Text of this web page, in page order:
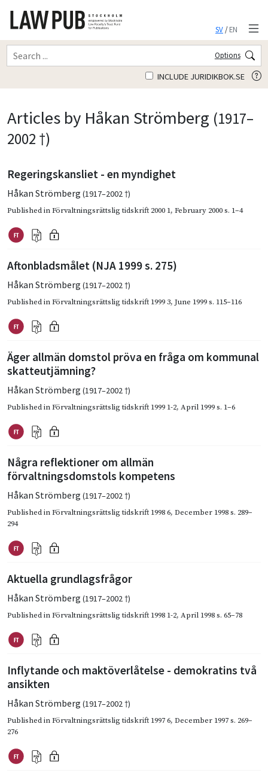
SV/EN
Options
INCLUDE JURIDIKBOK.SE
Articles by Håkan Strömberg (1917–
2002 †)
Regeringskansliet - en myndighet
Håkan Strömberg (1917–2002 †)
Published inFörvaltningsrättslig tidskrift 2000 1, February 2000s. 1–4
Aftonbladsmålet (NJA 1999 s. 275)
Håkan Strömberg (1917–2002 †)
Published inFörvaltningsrättslig tidskrift 1999 3, June 1999s. 115–116
Äger allmän domstol pröva en fråga om kommunal
skatteutjämning?
Håkan Strömberg (1917–2002 †)
Published inFörvaltningsrättslig tidskrift 1999 1-2, April 1999s. 1–6
Några reflektioner om allmän
förvaltningsdomstols kompetens
Håkan Strömberg (1917–2002 †)
Published inFörvaltningsrättslig tidskrift 1998 6, December 1998s. 289–
294
Aktuella grundlagsfrågor
Håkan Strömberg (1917–2002 †)
Published inFörvaltningsrättslig tidskrift 1998 1-2, April 1998s. 65–78
Inflytande och maktöverlåtelse - demokratins två
ansikten
Håkan Strömberg (1917–2002 †)
Published inFörvaltningsrättslig tidskrift 1997 6, December 1997s. 269–
276